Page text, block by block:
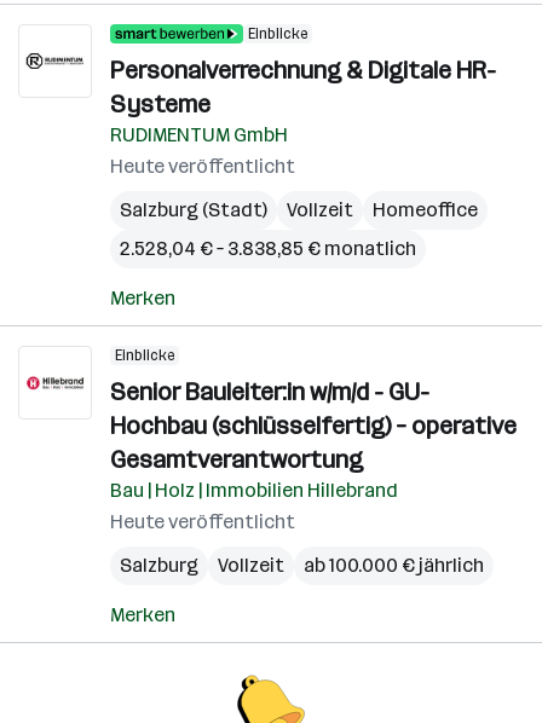
Einblicke
Personalverrechnung & Digitale HR-
Systeme
RUDIMENTUM GmbH
Heute veröffentlicht
Salzburg (Stadt)
Vollzeit
Homeoffice
2.528,04 € – 3.838,85 € monatlich
Merken
Einblicke
Senior Bauleiter:in w/m/d - GU-
Hochbau (schlüsselfertig) – operative
Gesamtverantwortung
Bau | Holz | Immobilien Hillebrand
Heute veröffentlicht
Salzburg
Vollzeit ab 100.000 € jährlich
Merken